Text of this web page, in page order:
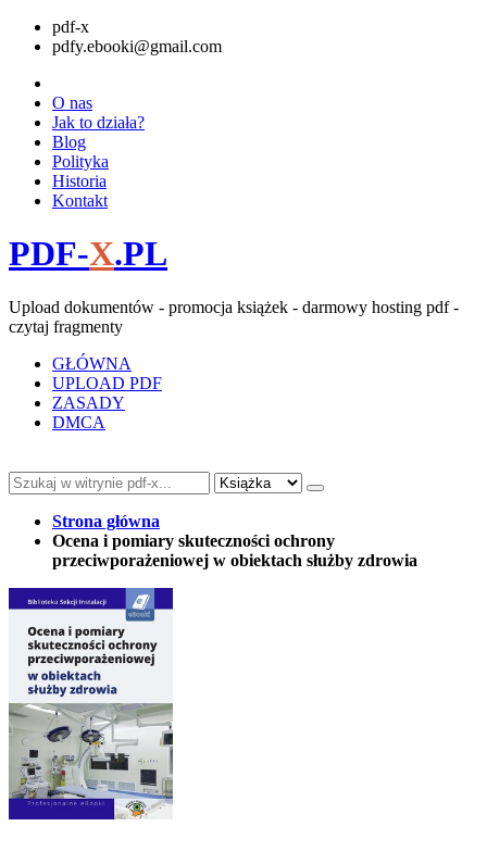
pdf-x
pdfy.ebooki@gmail.com
O nas
Jak to działa?
Blog
Polityka
Historia
Kontakt
PDF-X.PL
Upload dokumentów - promocja książek - darmowy hosting pdf -
czytaj fragmenty
GŁÓWNA
UPLOAD PDF
ZASADY
DMCA
Strona główna
Ocena i pomiary skuteczności ochrony
przeciwporażeniowej w obiektach służby zdrowia